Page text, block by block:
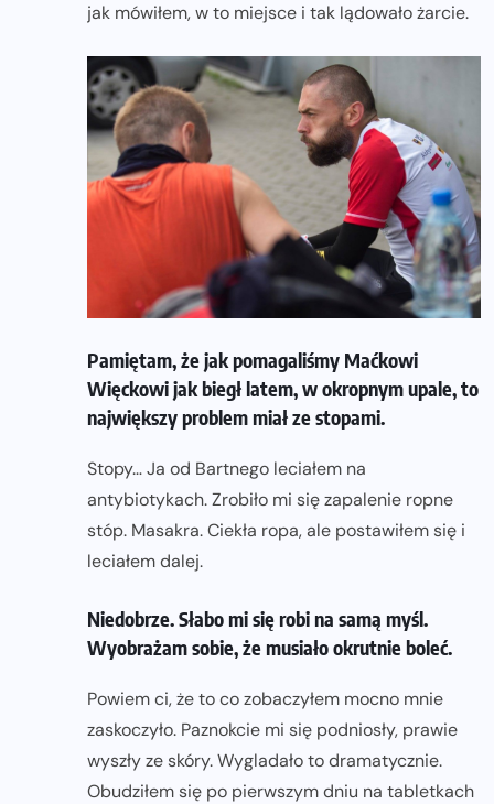
jak mówiłem, w to miejsce i tak lądowało żarcie.
Pamiętam, że jak pomagaliśmy Maćkowi
Więckowi jak biegł latem, w okropnym upale, to
największy problem miał ze stopami.
Stopy… Ja od Bartnego leciałem na
antybiotykach. Zrobiło mi się zapalenie ropne
stóp. Masakra. Ciekła ropa, ale postawiłem się i
leciałem dalej.
Niedobrze. Słabo mi się robi na samą myśl.
Wyobrażam sobie, że musiało okrutnie boleć.
Powiem ci, że to co zobaczyłem mocno mnie
zaskoczyło. Paznokcie mi się podniosły, prawie
wyszły ze skóry. Wygladało to dramatycznie.
Obudziłem się po pierwszym dniu na tabletkach